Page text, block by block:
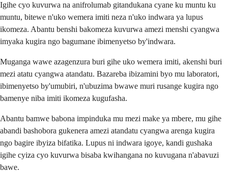
Igihe cyo kuvurwa na anifrolumab gitandukana cyane ku muntu ku
muntu, bitewe n'uko wemera imiti neza n'uko indwara ya lupus
ikomeza. Abantu benshi bakomeza kuvurwa amezi menshi cyangwa
imyaka kugira ngo bagumane ibimenyetso by'indwara.
Muganga wawe azagenzura buri gihe uko wemera imiti, akenshi buri
mezi atatu cyangwa atandatu. Bazareba ibizamini byo mu laboratori,
ibimenyetso by'umubiri, n'ubuzima bwawe muri rusange kugira ngo
bamenye niba imiti ikomeza kugufasha.
Abantu bamwe babona impinduka mu mezi make ya mbere, mu gihe
abandi bashobora gukenera amezi atandatu cyangwa arenga kugira
ngo bagire ibyiza bifatika. Lupus ni indwara igoye, kandi gushaka
igihe cyiza cyo kuvurwa bisaba kwihangana no kuvugana n'abavuzi
bawe.